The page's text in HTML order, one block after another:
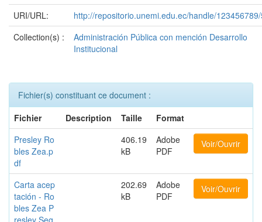
URI/URL:
http://repositorio.unemi.edu.ec/handle/
Collection(s) :
Administración Pública con mención Desarrollo
Institucional
Fichier(s) constituant ce document :
Fichier
Description Taille
Format
Presley Ro
bles Zea.p
df
406.19
kB
Adobe
PDF
Voir/Ouvrir
Carta acep
tación - Ro
bles Zea P
resley Seg
202.69
kB
Adobe
PDF
Voir/Ouvrir